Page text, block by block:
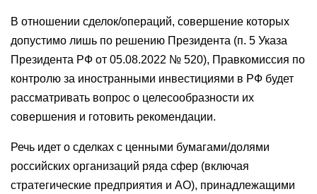
В отношении сделок/операций, совершение которых
допустимо лишь по решению Президента (п. 5 Указа
Президента РФ от 05.08.2022 № 520), Правкомиссия по
контролю за иностранными инвестициями в РФ будет
рассматривать вопрос о целесообразности их
совершения и готовить рекомендации.
Речь идет о сделках с ценными бумагами/долями
российских организаций ряда сфер (включая
стратегические предприятия и АО), принадлежащими